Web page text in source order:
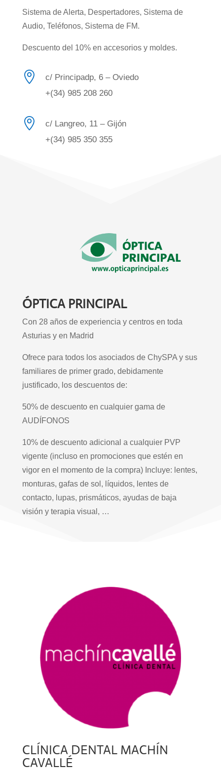
Sistema de Alerta, Despertadores, Sistema de
Audio, Teléfonos, Sistema de FM.
Descuento del 10% en accesorios y moldes.

c/ Principadp, 6 – Oviedo
+(34) 985 208 260

c/ Langreo, 11 – Gijón
+(34) 985 350 355
ÓPTICA PRINCIPAL
Con 28 años de experiencia y centros en toda
Asturias y en Madrid
Ofrece para todos los asociados de ChySPA y sus
familiares de primer grado, debidamente
justificado, los descuentos de:
50% de descuento en cualquier gama de
AUDÍFONOS
10% de descuento adicional a cualquier PVP
vigente (incluso en promociones que estén en
vigor en el momento de la compra) Incluye: lentes,
monturas, gafas de sol, líquidos, lentes de
contacto, lupas, prismáticos, ayudas de baja
visión y terapia visual, …
CLÍNICA DENTAL MACHÍN
CAVALLÉ